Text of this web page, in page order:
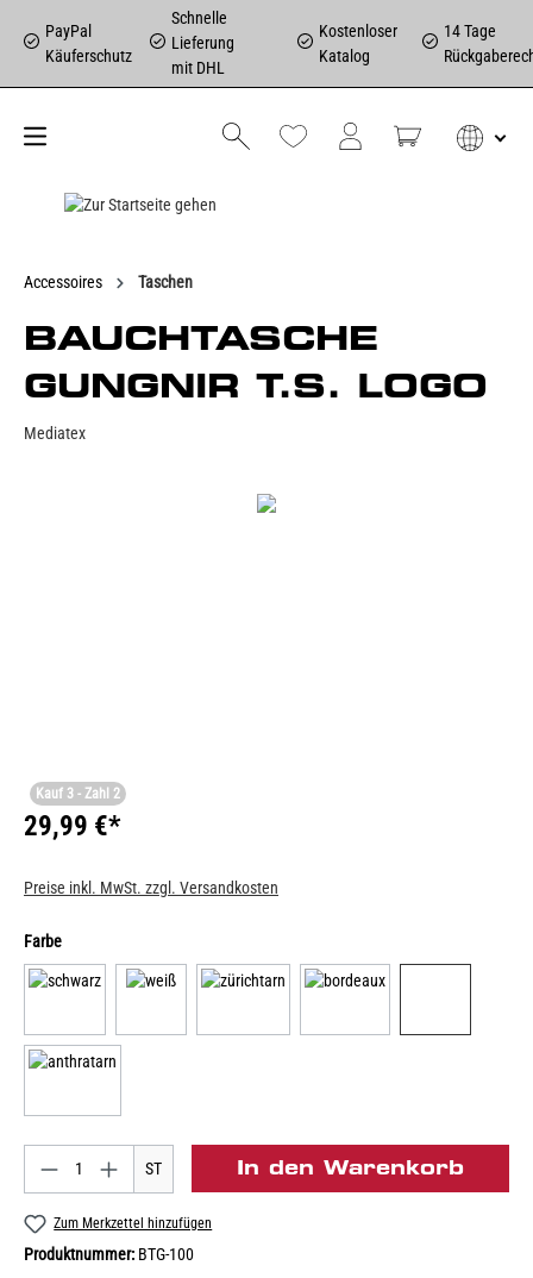
PayPal
Käuferschutz
Schnelle
Lieferung
mit DHL
Kostenloser
Katalog
14 Tage
Accessoires Taschen
BAUCHTASCHE
GUNGNIR T.S. LOGO
Mediatex
Kauf 3 - Zahl 2
29,99 €*
Preise inkl. MwSt. zzgl. Versandkosten
Farbe
ST In den Warenkorb
Zum Merkzettel hinzufügen
Produktnummer: BTG-100